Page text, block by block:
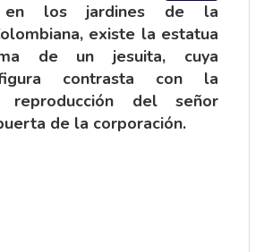
en los jardines de la
existe la estatua
de un jesuita, cuya
contrasta con la
reproducción del señor
de la corporación.